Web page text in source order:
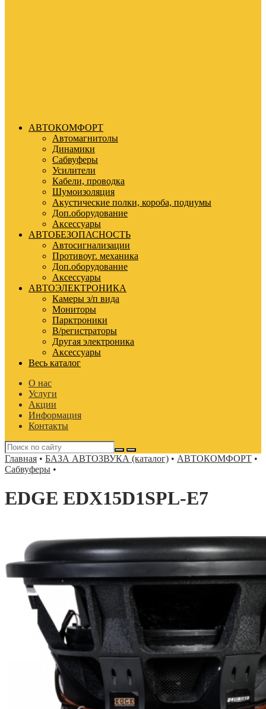
АВТОКОМФОРТ
Автомагнитолы
Динамики
Сабвуферы
Усилители
Кабели, проводка
Шумоизоляция
Акустические полки, короба, подиумы
Доп.оборудование
Аксессуары
АВТОБЕЗОПАСНОСТЬ
Автосигнализации
Противоуг. механика
Доп.оборудование
Аксессуары
АВТОЭЛЕКТРОНИКА
Камеры з/п вида
Мониторы
Парктроники
В/регистраторы
Другая электроника
Аксессуары
Весь каталог
О нас
Услуги
Акции
Информация
Контакты
Главная • БАЗА АВТОЗВУКА (каталог) • АВТОКОМФОРТ •
Сабвуферы •
EDGE EDX15D1SPL-E7